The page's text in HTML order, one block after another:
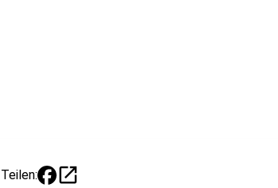
Teilen: open_in_new